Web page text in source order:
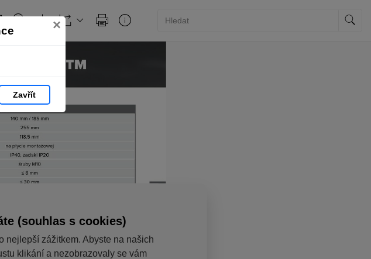
×
Zavřít
(souhlas s cookies)
nejlepší zážitkem. Abyste na našich
klikání a nezobrazovaly se vám